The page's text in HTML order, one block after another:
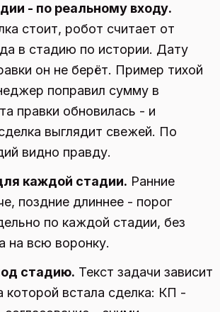
- по реальному входу.
стоит, робот считает от
в стадию по истории. Дату
он не берёт. Пример тихой
поправил сумму в
правки обновилась - и
выглядит свежей. По
видно правду.
каждой стадии. Ранние
поздние длиннее - порог
по каждой стадии, без
на всю воронку.
стадию. Текст задачи зависит
которой встала сделка: КП -